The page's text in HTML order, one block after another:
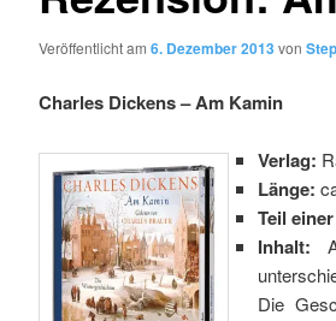
Veröffentlicht am 6. Dezember 2013 von
Charles Dickens – Am Kamin
Verlag:
Länge:
Teil
Inhalt:
Die